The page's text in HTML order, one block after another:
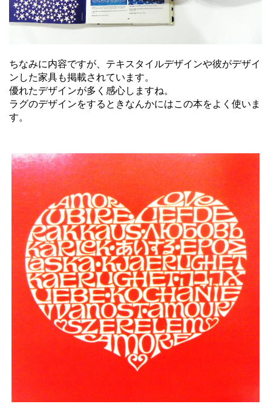
ちなみに内容ですが、テキスタイルデザインや彼がデザイ
ンした家具も掲載されています。
優れたデザインが多く感心しますね。
ラグのデザインをするときなんかにはこの本をよく使いま
す。